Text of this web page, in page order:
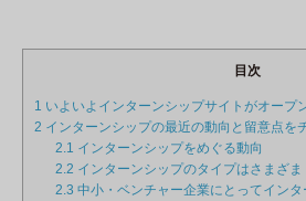
目次
1 いよいよインターンシップサイトがオープ
2 インターンシップの最近の動向と留意点を
2.1 インターンシップをめぐる動向
2.2 インターンシップのタイプはさまざま
2.3 中小・ベンチャー企業にとってイン